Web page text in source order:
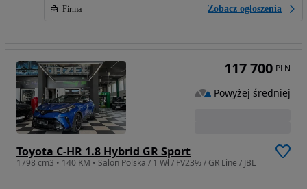
Firma Zobacz ogłoszenia
Toyota C-HR 1.8 Hybrid GR Sport
1798 cm3 • 140 KM • Salon Polska / 1 Wł / FV23% / GR Line / JBL
117 700 PLN
Powyżej średniej